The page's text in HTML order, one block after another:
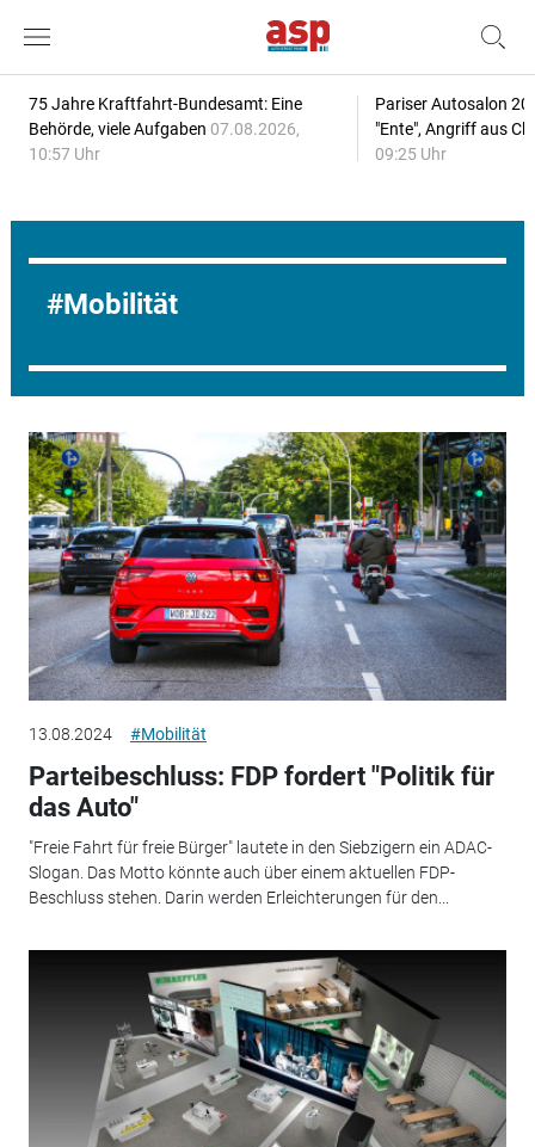
75 Jahre Kraftfahrt-Bundesamt: Eine
Behörde, viele Aufgaben 07.08.2026,
10:57 Uhr
Pariser Autosalon
"Ente", Angriff aus
09:25 Uhr
Mobilität
13.08.2024 #Mobilität
Parteibeschluss: FDP fordert "Politik für
das Auto"
"Freie Fahrt für freie Bürger" lautete in den Siebzigern ein ADAC-
Slogan. Das Motto könnte auch über einem aktuellen FDP-
Beschluss stehen. Darin werden Erleichterungen für den...